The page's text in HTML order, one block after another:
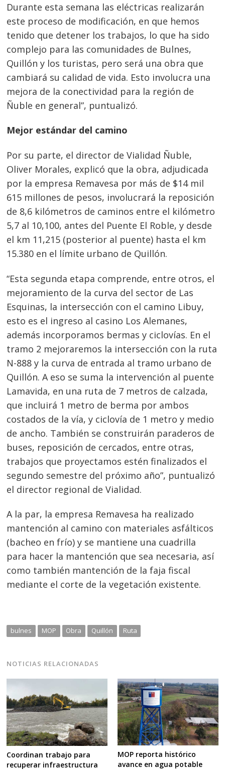
Durante esta semana las eléctricas realizarán
este proceso de modificación, en que hemos
tenido que detener los trabajos, lo que ha sido
complejo para las comunidades de Bulnes,
Quillón y los turistas, pero será una obra que
cambiará su calidad de vida. Esto involucra una
mejora de la conectividad para la región de
Ñuble en general”, puntualizó.
Mejor estándar del camino
Por su parte, el director de Vialidad Ñuble,
Oliver Morales, explicó que la obra, adjudicada
por la empresa Remavesa por más de $14 mil
615 millones de pesos, involucrará la reposición
de 8,6 kilómetros de caminos entre el kilómetro
5,7 al 10,100, antes del Puente El Roble, y desde
el km 11,215 (posterior al puente) hasta el km
15.380 en el límite urbano de Quillón.
“Esta segunda etapa comprende, entre otros, el
mejoramiento de la curva del sector de Las
Esquinas, la intersección con el camino Libuy,
esto es el ingreso al casino Los Alemanes,
además incorporamos bermas y ciclovías. En el
tramo 2 mejoraremos la intersección con la ruta
N-888 y la curva de entrada al tramo urbano de
Quillón. A eso se suma la intervención al puente
Lamavida, en una ruta de 7 metros de calzada,
que incluirá 1 metro de berma por ambos
costados de la vía, y ciclovía de 1 metro y medio
de ancho. También se construirán paraderos de
buses, reposición de cercados, entre otras,
trabajos que proyectamos estén finalizados el
segundo semestre del próximo año”, puntualizó
el director regional de Vialidad.
A la par, la empresa Remavesa ha realizado
mantención al camino con materiales asfálticos
(bacheo en frío) y se mantiene una cuadrilla
para hacer la mantención que sea necesaria, así
como también mantención de la faja fiscal
mediante el corte de la vegetación existente.
bulnes MOP Obra Quillón Ruta
NOTICIAS RELACIONADAS
Coordinan trabajo para
recuperar infraestructura
MOP reporta histórico
avance en agua potable
Navegación
entradas